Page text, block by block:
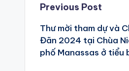
Post
Previous Post
Thư mời tham dự và
Đãn 2024 tại Chùa
phố Manassas ở tiểu